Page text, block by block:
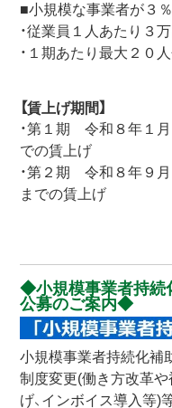
■小規模な事業者が３
・従業員１人あたり３万
・１期あたり最大２０
【賃上げ期間】
・第１期 令和８年１
での賃上げ
・第２期 令和８年９
までの賃上げ
小規模事業者持続
公募のご案内
小規模事業者持続化補
制度変更(働き方改革や
げ、インボイス導入等)